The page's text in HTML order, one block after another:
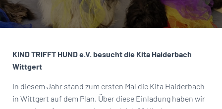
U
M
N
KIND TRIFFT HUND e.V. besucht die Kita Haiderbach
Wittgert
In diesem Jahr stand zum ersten Mal die Kita Haiderbach
in Wittgert auf dem Plan. Über diese Einladung haben wir